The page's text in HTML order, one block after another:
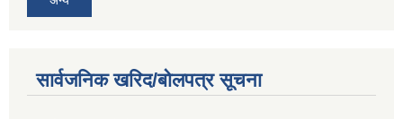
सार्वजनिक खरिद/बोलपत्र सूचना